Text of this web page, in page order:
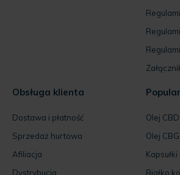
Obsługa klienta
Dostawa i płatność
Sprzedaż hurtowa
Afiliacja
Dystrybucja
Olej CBD
Olej CBG
Kapsułki
Białko